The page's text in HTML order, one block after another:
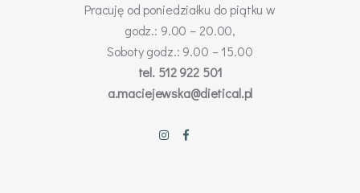
Pracuję od poniedziałku do piątku w
godz.: 9.00 – 20.00,
Soboty godz.: 9.00 – 15.00
tel. 512 922 501
a.maciejewska@dietical.pl